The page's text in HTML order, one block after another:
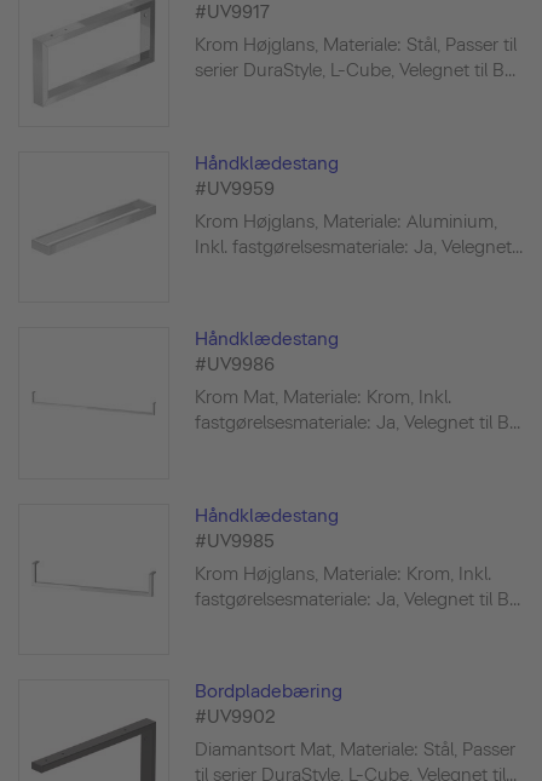
#UV9917
Krom Højglans, Materiale: Stål, Passer til
serier DuraStyle, L-Cube, Velegnet til B...
Håndklædestang
#UV9959
Krom Højglans, Materiale: Aluminium,
Inkl. fastgørelsesmateriale: Ja, Velegnet...
Håndklædestang
#UV9986
Krom Mat, Materiale: Krom, Inkl.
fastgørelsesmateriale: Ja, Velegnet til B...
Håndklædestang
#UV9985
Krom Højglans, Materiale: Krom, Inkl.
fastgørelsesmateriale: Ja, Velegnet til B...
Bordpladebæring
#UV9902
Diamantsort Mat, Materiale: Stål, Passer
til serier DuraStyle, L-Cube, Velegnet til...